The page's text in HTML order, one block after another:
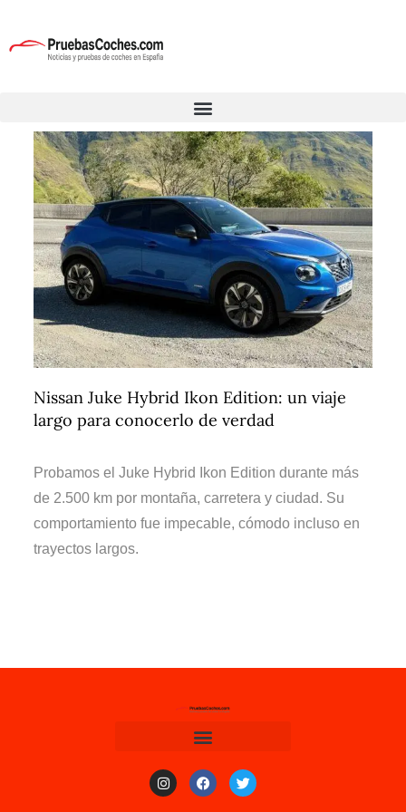
Nissan Juke Hybrid Ikon Edition: un viaje
largo para conocerlo de verdad
Probamos el Juke Hybrid Ikon Edition durante más
de 2.500 km por montaña, carretera y ciudad. Su
comportamiento fue impecable, cómodo incluso en
trayectos largos.